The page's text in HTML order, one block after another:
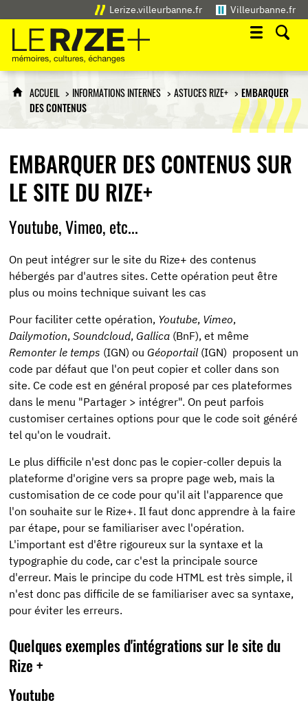
Lerize.villeurbanne.fr Villeurbanne.fr
Le Rize+
mémoires, cultures, échanges
ACCUEIL INFORMATIONS INTERNES ASTUCES RIZE+
EMBARQUER
DES CONTENUS
EMBARQUER DES CONTENUS SUR
LE SITE DU RIZE+
Youtube, Vimeo, etc...
On peut intégrer sur le site du Rize+ des contenus
hébergés par d'autres sites. Cette opération peut être
plus ou moins technique suivant les cas
Pour faciliter cette opération, Youtube, Vimeo,
Dailymotion,Soundcloud,Gallica (BnF), et même
Remonter le temps (IGN) ouGéoportail (IGN) proposent un
code par défaut que l'on peut copier et coller dans son
site. Ce code est en général proposé par ces plateformes
dans le menu "Partager > intégrer". On peut parfois
customiser certaines options pour que le code soit généré
tel qu'on le voudrait.
Le plus difficile n'est donc pas le copier-coller depuis la
plateforme d'origine vers sa propre page web, mais la
customisation de ce code pour qu'il ait l'apparence que
l'on souhaite sur le Rize+. Il faut donc apprendre à la faire
par étape, pour se familiariser avec l'opération.
L'important est d'être rigoureux sur la syntaxe et la
typographie du code, car c'est la principale source
d'erreur. Mais le principe du code HTML est très simple, il
n'est donc pas difficile de se familiariser avec sa syntaxe,
pour éviter les erreurs.
Quelques exemples d'intégrations sur le site du
Rize +
Youtube